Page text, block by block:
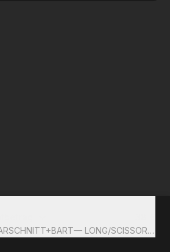
LONG/SCISSOR